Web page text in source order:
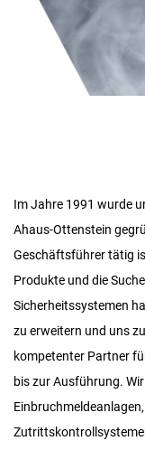
Im Jahre 1991 wurde
Ahaus-Ottenstein
Geschäftsführer tätig
Produkte und die
Sicherheitssystemen
zu erweitern und uns
kompetenter Partner
bis zur Ausführung.